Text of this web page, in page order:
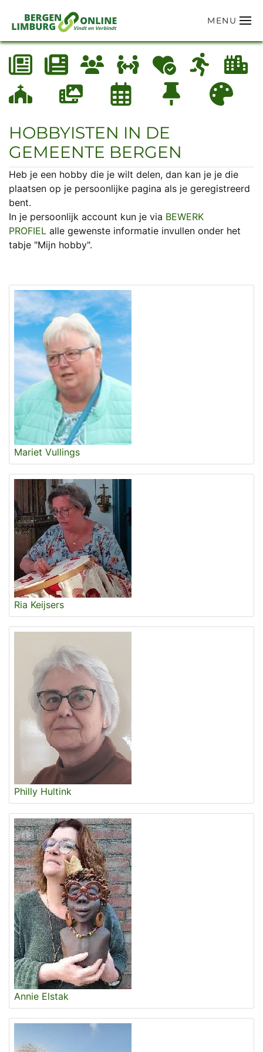
Terug naar hoofdinhoud
MENU
HOBBYISTEN IN DE
GEMEENTE BERGEN
Heb je een hobby die je wilt delen, dan kan je je die
plaatsen op je persoonlijke pagina als je geregistreerd
bent.
In je persoonlijk account kun je via BEWERK
PROFIEL alle gewenste informatie invullen onder het
tabje "Mijn hobby".
Mariet Vullings
Ria Keijsers
Philly Hultink
Annie Elstak